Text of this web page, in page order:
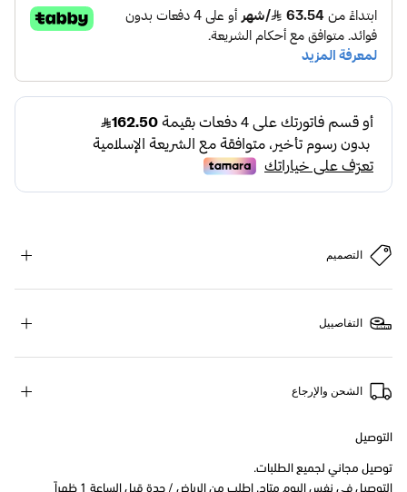
التصميم
التفاصييل
الشحن والإرجاع
التوصيل
توصيل مجاني لجميع الطلبات.
التوصيل في نفس اليوم متاح. اطلب من الرياض / جدة قبل الساعة 1 ظهراً